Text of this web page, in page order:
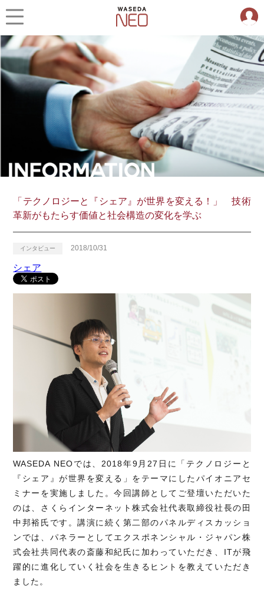
「テクノロジーと『シェア』が世界を変える！」 技術
革新がもたらす価値と社会構造の変化を学ぶ
インタビュー 2018/10/31
シェア
WASEDA NEOでは、2018年9月27日に「テクノロジーと
『シェア』が世界を変える」をテーマにしたパイオニアセ
ミナーを実施しました。今回講師としてご登壇いただいた
のは、さくらインターネット株式会社代表取締役社長の田
中邦裕氏です。講演に続く第二部のパネルディスカッショ
ンでは、パネラーとしてエクスポネンシャル・ジャパン株
式会社共同代表の斎藤和紀氏に加わっていただき、ITが飛
躍的に進化していく社会を生きるヒントを教えていただき
ました。